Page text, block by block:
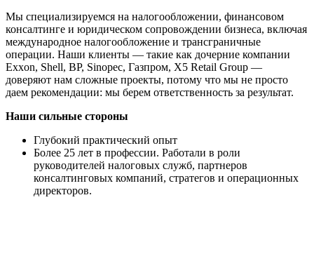
Мы специализируемся на налогообложении, финансовом
консалтинге и юридическом сопровождении бизнеса, включая
международное налогообложение и трансграничные
операции. Наши клиенты — такие как дочерние компании
Exxon, Shell, BP, Sinopec, Газпром, X5 Retail Group —
доверяют нам сложные проекты, потому что мы не просто
даем рекомендации: мы берем ответственность за результат.
Наши сильные стороны
Глубокий практический опыт
Более 25 лет в профессии. Работали в роли
руководителей налоговых служб, партнеров
консалтинговых компаний, стратегов и операционных
директоров.